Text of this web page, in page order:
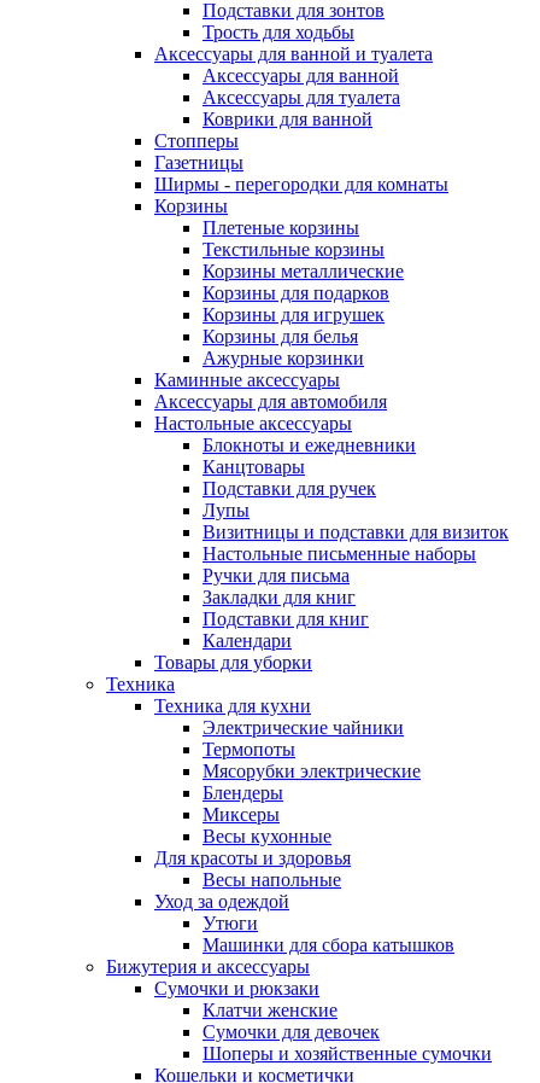
Подставки для зонтов
Трость для ходьбы
Аксессуары для ванной и туалета
Аксессуары для ванной
Аксессуары для туалета
Коврики для ванной
Стопперы
Газетницы
Ширмы - перегородки для комнаты
Корзины
Плетеные корзины
Текстильные корзины
Корзины металлические
Корзины для подарков
Корзины для игрушек
Корзины для белья
Ажурные корзинки
Каминные аксессуары
Аксессуары для автомобиля
Настольные аксессуары
Блокноты и ежедневники
Канцтовары
Подставки для ручек
Лупы
Визитницы и подставки для визиток
Настольные письменные наборы
Ручки для письма
Закладки для книг
Подставки для книг
Календари
Товары для уборки
Техника
Техника для кухни
Электрические чайники
Термопоты
Мясорубки электрические
Блендеры
Миксеры
Весы кухонные
Для красоты и здоровья
Весы напольные
Уход за одеждой
Утюги
Машинки для сбора катышков
Бижутерия и аксессуары
Сумочки и рюкзаки
Клатчи женские
Сумочки для девочек
Шоперы и хозяйственные сумочки
Кошельки и косметички